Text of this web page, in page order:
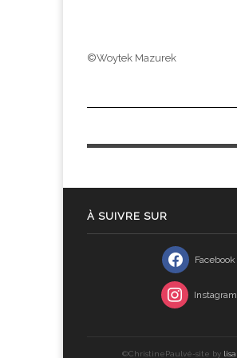
©Woytek Mazurek
À SUIVRE SUR
Facebook
Instagram
©ChristinePaulvé-site by lisa